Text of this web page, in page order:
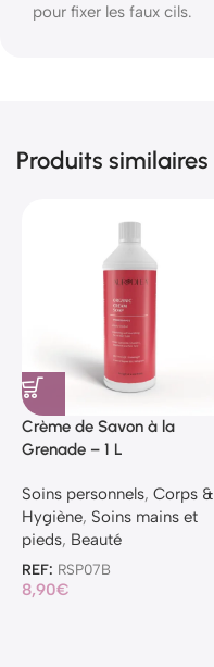
pour fixer les faux cils.
Produits similaires
Crème de Savon à la
Grenade – 1 L
Soins personnels, Corps &
Hygiène, Soins mains et
pieds, Beauté
REF: RSP07B
8,90€